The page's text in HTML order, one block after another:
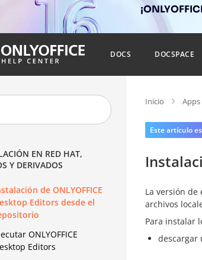
DOCS DOCSPACE
EN RED HAT,
Y DERIVADOS
de ONLYOFFICE
Editors desde el
ONLYOFFICE
Editors
Inicio
Este artículo
La versión de
archivos
Para instalar
descargar